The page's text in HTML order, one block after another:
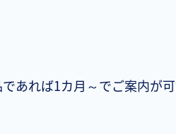
あれば1カ月～でご案内が